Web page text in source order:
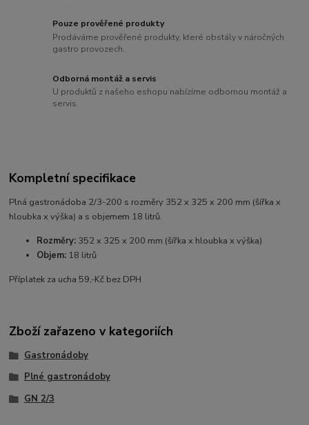
Pouze prověřené produkty
Prodáváme prověřené produkty, které obstály v náročných
gastro provozech.
Odborná montáž a servis
U produktů z našeho eshopu nabízíme odbornou montáž a
servis.
Kompletní specifikace
Plná gastronádoba 2/3-200 s rozměry 352 x 325 x 200 mm (šířka x
hloubka x výška) a s objemem 18 litrů.
Rozměry: 352 x 325 x 200 mm (šířka x hloubka x výška)
Objem: 18 litrů
Příplatek za ucha 59,-Kč bez DPH
Zboží zařazeno v kategoriích
Gastronádoby
Plné gastronádoby
GN 2/3